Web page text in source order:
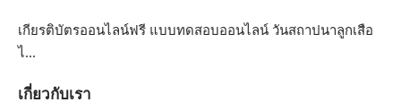
เกียรติบัตรออนไลน์ฟรี แบบทดสอบออนไลน์ วันสถาปนาลูกเสือ
ไ…
เกี่ยวกับเรา